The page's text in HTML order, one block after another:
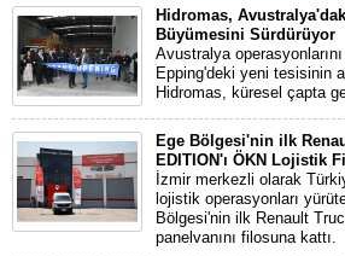
Hidromas,
Büyümesini Sürdürüyor
Avustralya
Epping'deki yeni tesisinin
Hidromas, küresel çapta
Ege Bölgesi'nin ilk
EDITION'ı ÖKN Lojistik
İzmir merkezli olarak
lojistik operasyonları
Bölgesi'nin ilk Renault
panelvanını filosuna kattı.